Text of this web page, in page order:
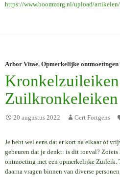
https://www.boomzorg.nl/upload/
Arbor Vitae, Opmerkelijke ontmoetingen
Zuilkronkeleiken
20 augustus 2022 Gert Fortgens
Je hebt wel eens dat er kort na elkaar óf
gebeuren dat je denkt: is dit toeval?
ontmoeting met een opmerkelijke Zuileik.
daarna vragen binnen van diverse